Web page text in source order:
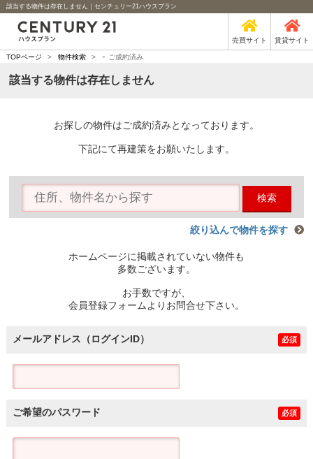
該当する物件は存在しません｜センチュリー21ハウスプラン
売買サイト 賃貸サイト
TOPページ > 物件検索 > - ご成約済み
該当する物件は存在しません
お探しの物件はご成約済みとなっております。
下記にて再建策をお願いたします。
検索
絞り込んで物件を探す
ホームページに掲載されていない物件も
多数ございます。
お手数ですが、
会員登録フォームよりお問合せ下さい。
メールアドレス（ログインID） 必須
ご希望のパスワード 必須